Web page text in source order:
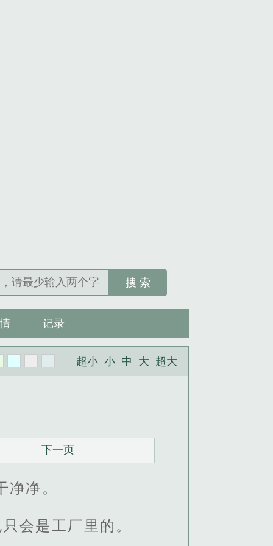
搜 索
记录
超小 小 中 大 超大
下一页
净。
会是工厂里的。